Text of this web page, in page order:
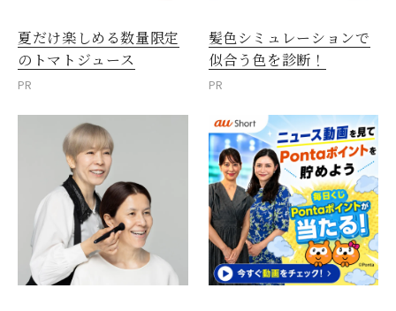
夏だけ楽しめる数量限定
のトマトジュース
PR
髪色シミュレーションで
似合う色を診断！
PR